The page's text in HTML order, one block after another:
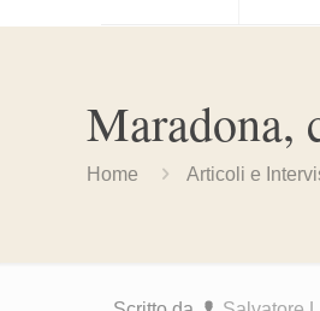
Maradona,
Home Articoli e